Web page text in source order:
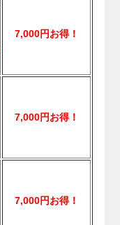
7,000円お得！
7,000円お得！
7,000円お得！